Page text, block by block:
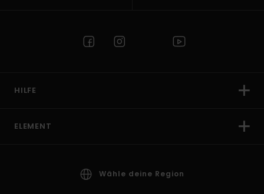
HILFE
ELEMENT
Wähle deine Region